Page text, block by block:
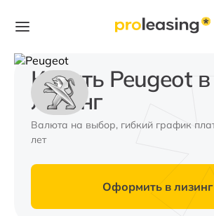
Купить Peugeot в
лизинг
Валюта на выбор, гибкий график
лет
Оформить в лизинг